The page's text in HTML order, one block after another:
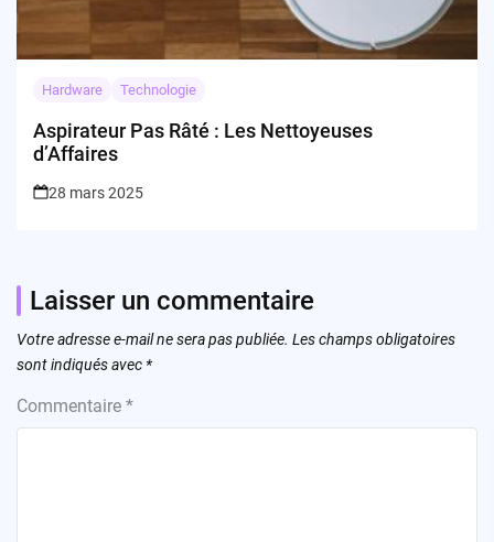
Hardware Technologie
Aspirateur Pas Râté : Les Nettoyeuses
d’Affaires
28 mars 2025
Laisser un commentaire
Votre adresse e-mail ne sera pas publiée. Les champs obligatoires
sont indiqués avec *
Commentaire *